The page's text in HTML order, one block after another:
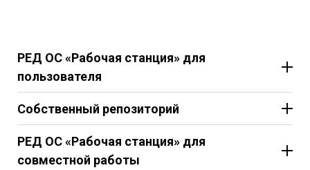
РЕД ОС «Рабочая станция» для
пользователя
Интуитивно понятный графический интерфейс
Работа с документами
Графические редакторы
Почтовые клиенты
Мультимедийные плееры, аудио и видео
Собственный репозиторий
Пакеты прикладного и системного ПО, включая
драйвера на распространённое оборудование
Размещен на серверах ООО “РЕД СОФТ” на
РЕД ОС «Рабочая станция» для
совместной работы